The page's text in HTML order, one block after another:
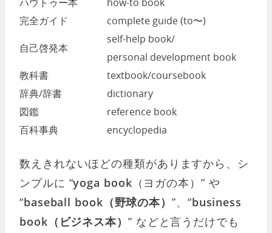
完全ガイド
complete guide (to〜)
自己啓発本
self-help book/
personal development book
教科書
textbook/coursebook
辞典/辞書
dictionary
図鑑
reference book
百科事典
encyclopedia
数えきれないほどの種類がありますから、シ
ンプルに “yoga book （ヨガの本）” や
“baseball book（野球の本）”、“business
book（ビジネス本） ” などと言うだけでも